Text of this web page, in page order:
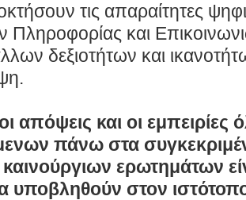
τις απαραίτητες
Πληροφορίας και
δεξιοτήτων και
απόψεις και οι εμπειρίες
πάνω στα
ερωτημάτων
υποβληθούν στον